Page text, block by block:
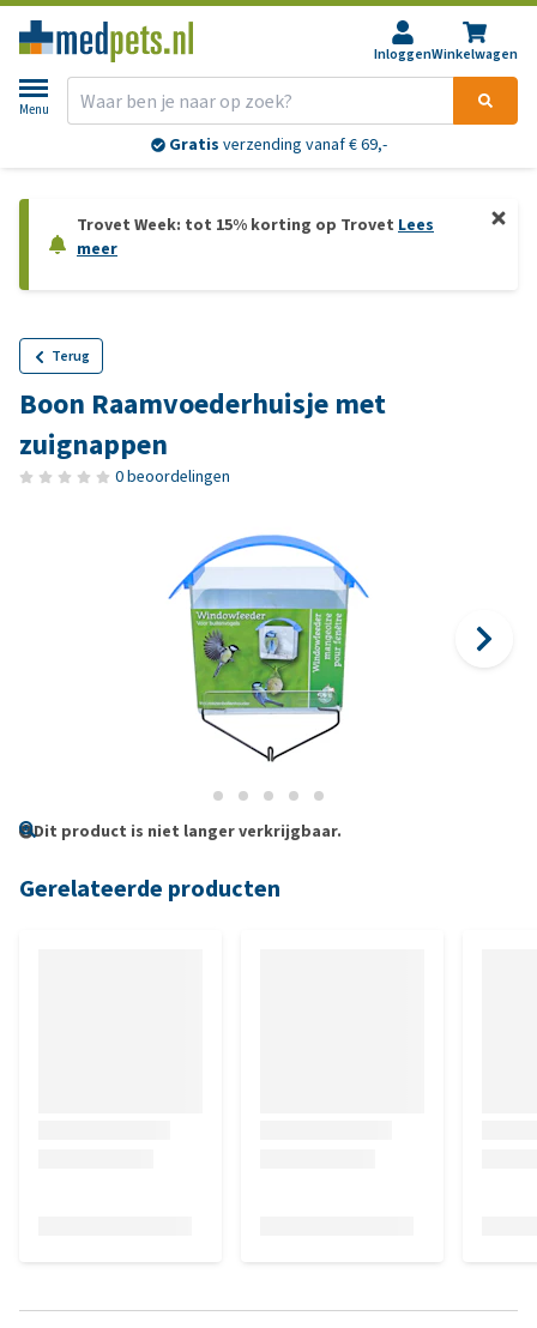
InloggenWinkelwagen
Menu
Gratis verzending vanaf € 69,-
Trovet Week: tot 15% korting op Trovet Lees
meer
Terug
Boon Raamvoederhuisje met
zuignappen
0 beoordelingen
Dit product is niet langer verkrijgbaar.
Gerelateerde producten